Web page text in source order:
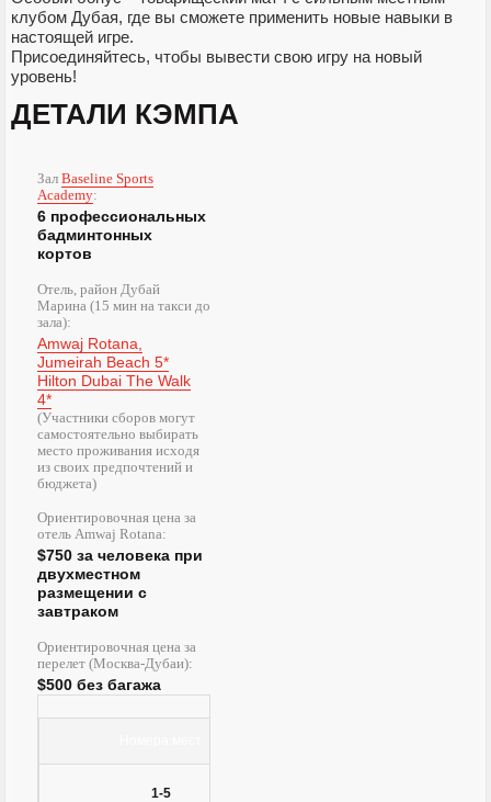
клубом Дубая, где вы сможете применить новые навыки в
настоящей игре.
Присоединяйтесь, чтобы вывести свою игру на новый
уровень!
ДЕТАЛИ КЭМПА
Зал Baseline Sports
Academy:
6 профессиональных
бадминтонных
кортов
Отель, район Дубай
Марина (15 мин на такси до
зала):
Amwaj Rotana,
Jumeirah Beach 5*
Hilton Dubai The Walk
4*
(Участники сборов могут
самостоятельно выбирать
место проживания исходя
из своих предпочтений и
бюджета)
Ориентировочная цена за
отель Amwaj Rotana:
$750 за человека при
двухместном
размещении с
завтраком
Ориентировочная цена за
перелет (Москва-Дубаи):
$500 без багажа
1-5